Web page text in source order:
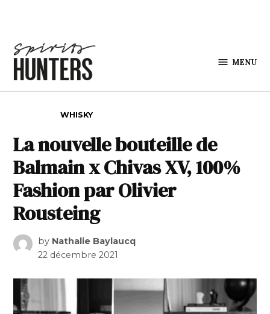
MENU
WHISKY
La nouvelle bouteille de
Balmain x Chivas XV, 100%
Fashion par Olivier
Rousteing
by Nathalie Baylaucq
22 décembre 2021